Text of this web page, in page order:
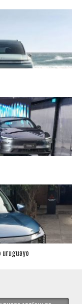
uruguayo